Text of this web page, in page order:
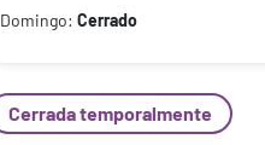
Domingo: Cerrado
Cerrada temporalmente